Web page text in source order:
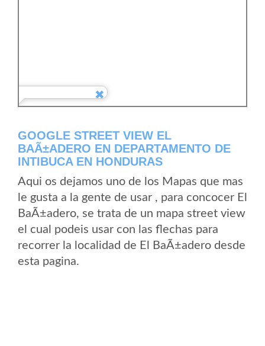
GOOGLE STREET VIEW EL
BAÃ±ADERO EN DEPARTAMENTO DE
INTIBUCA EN HONDURAS
Aqui os dejamos uno de los Mapas que mas
le gusta a la gente de usar , para concocer El
BaÃ±adero, se trata de un mapa street view
el cual podeis usar con las flechas para
recorrer la localidad de El BaÃ±adero desde
esta pagina.